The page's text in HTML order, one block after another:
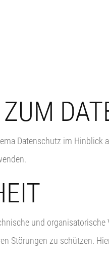
Datenschutz im Hinblick
und
Störungen zu schützen.